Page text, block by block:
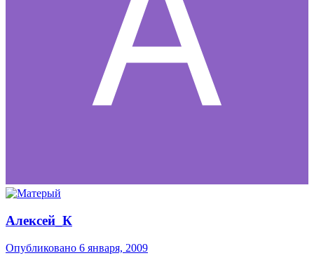
Алексей_К
Опубликовано 6 января, 2009